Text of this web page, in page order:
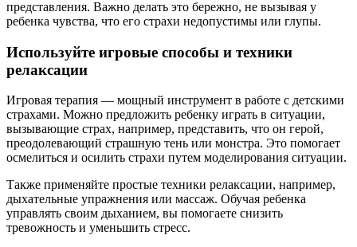
представления. Важно делать это бережно, не вызывая у
ребенка чувства, что его страхи недопустимы или глупы.
Используйте игровые способы и техники
релаксации
Игровая терапия — мощный инструмент в работе с детскими
страхами. Можно предложить ребенку играть в ситуации,
вызывающие страх, например, представить, что он герой,
преодолевающий страшную тень или монстра. Это помогает
осмелиться и осилить страхи путем моделирования ситуации.
Также применяйте простые техники релаксации, например,
дыхательные упражнения или массаж. Обучая ребенка
управлять своим дыханием, вы помогаете снизить
тревожность и уменьшить стресс.